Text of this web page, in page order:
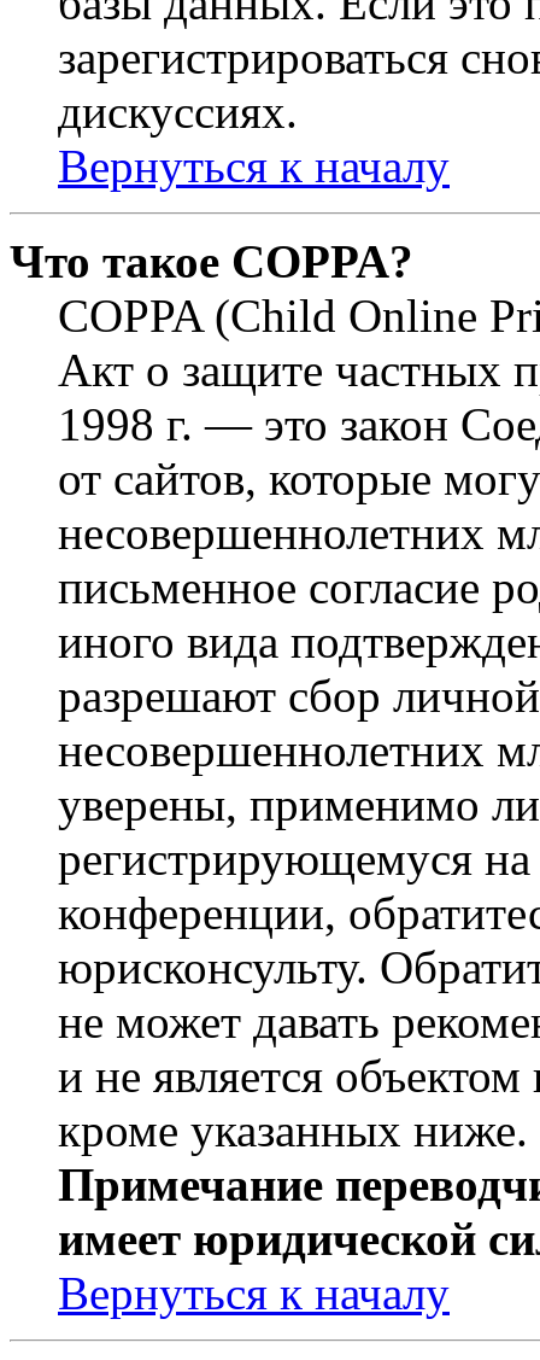
зарегистрироваться
дискуссиях.
Вернуться к началу
Что такое COPPA?
COPPA (Child Online
Акт о защите частных
1998 г. — это закон
от сайтов, которые
несовершеннолетних
письменное согласие
иного вида
разрешают сбор
несовершеннолетних
уверены, применимо
регистрирующемуся
конференции,
юрисконсульту.
не может давать
и не является
кроме указанных ниже.
Примечание
имеет юридической
Вернуться к началу